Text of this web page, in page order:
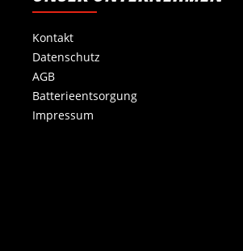
Kontakt
Datenschutz
AGB
Batterieentsorgung
Impressum